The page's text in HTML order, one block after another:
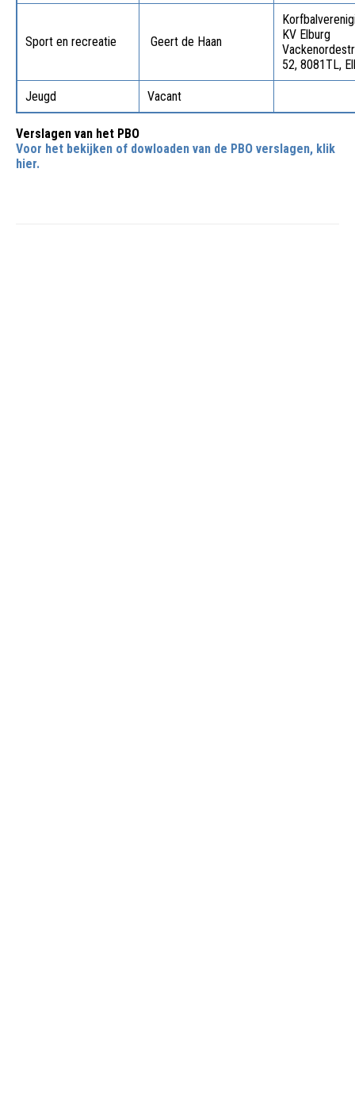
Sport en recreatie Geert de Haan
KV Elburg
52, 8081TL,
Jeugd Vacant
Verslagen van het PBO
Voor het bekijken of dowloaden van de PBO verslagen, klik
hier.